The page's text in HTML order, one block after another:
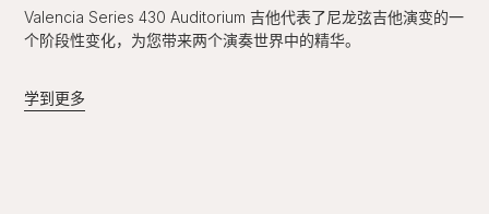
Valencia Series 430 Auditorium 吉他代表了尼龙弦吉他演变的一
个阶段性变化，为您带来两个演奏世界中的精华。
学到更多